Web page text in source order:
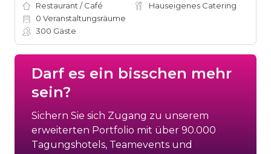
Restaurant / Café
Hauseigenes Catering
0 Veranstaltungsräume
300 Gäste
Darf es ein bisschen mehr
sein?
Sichern Sie sich Zugang zu unserem
erweiterten Portfolio mit über 90.000
Tagungshotels, Teamevents und